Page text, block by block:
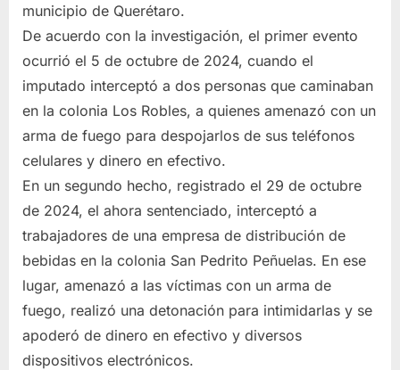
municipio de Querétaro.
De acuerdo con la investigación, el primer evento
ocurrió el 5 de octubre de 2024, cuando el
imputado interceptó a dos personas que caminaban
en la colonia Los Robles, a quienes amenazó con un
arma de fuego para despojarlos de sus teléfonos
celulares y dinero en efectivo.
En un segundo hecho, registrado el 29 de octubre
de 2024, el ahora sentenciado, interceptó a
trabajadores de una empresa de distribución de
bebidas en la colonia San Pedrito Peñuelas. En ese
lugar, amenazó a las víctimas con un arma de
fuego, realizó una detonación para intimidarlas y se
apoderó de dinero en efectivo y diversos
dispositivos electrónicos.